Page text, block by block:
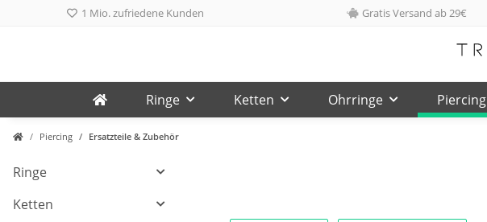
1 Mio. zufriedene Kunden Gratis Versand ab 29€
Ringe Ketten Ohrringe Piercing
Piercing Ersatzteile & Zubehör
Ringe
Ketten